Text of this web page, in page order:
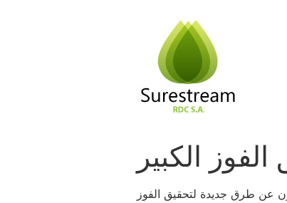
الكبير
عن طرق جديدة لتحقيق الفوز